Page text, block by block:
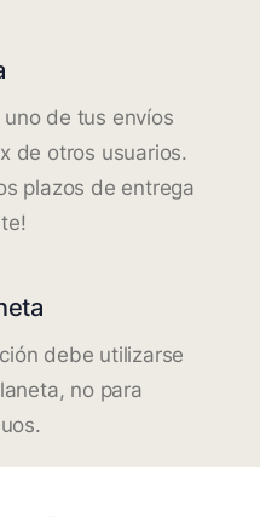
de tus envíos
de otros usuarios.
plazos de entrega
debe utilizarse
no para